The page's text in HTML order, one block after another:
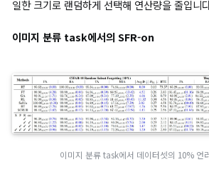
fast-slow weight